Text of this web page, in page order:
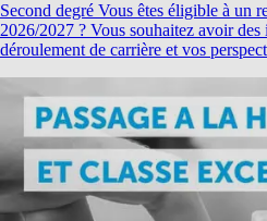
Second degré Vous êtes éligible à un
2026/2027 ? Vous souhaitez avoir
déroulement de carrière et vos